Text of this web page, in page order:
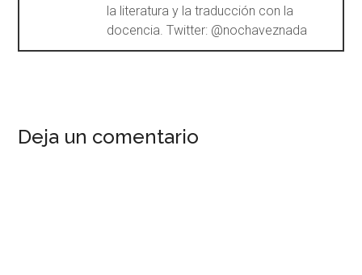
la literatura y la traducción con la
docencia. Twitter: @nochaveznada
Deja un comentario